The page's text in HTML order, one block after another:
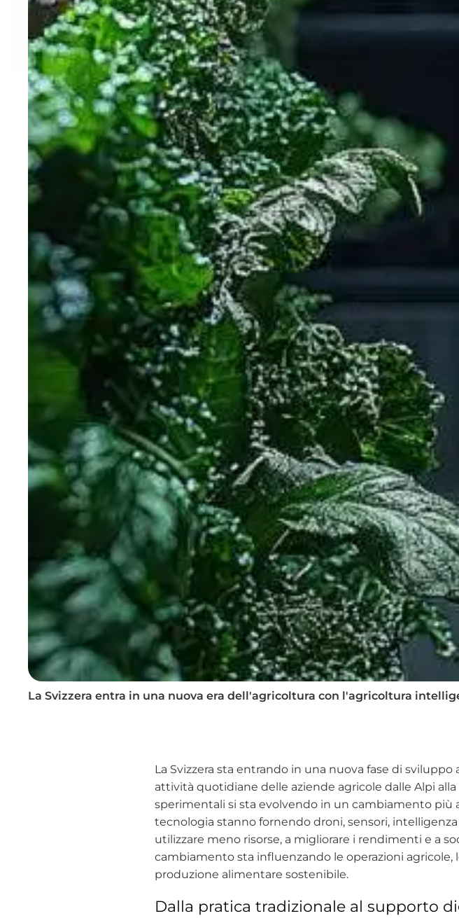
La Svizzera entra in una nuova era dell'agricoltura con l'agricoltura
La Svizzera sta entrando in una nuova fase di
attività quotidiane delle aziende agricole dalle Alpi
sperimentali si sta evolvendo in un cambiamento più
tecnologia stanno fornendo droni, sensori,
utilizzare meno risorse, a migliorare i rendimenti e a
cambiamento sta influenzando le operazioni agricole,
produzione alimentare sostenibile.
Dalla pratica tradizionale al supporto